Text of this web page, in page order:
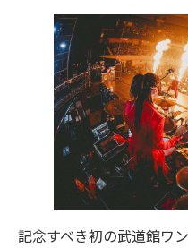
記念すべき初の武道館ワ